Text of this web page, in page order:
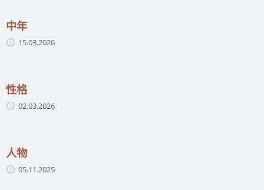
中年
15.03.2026
性格
02.03.2026
人物
05.11.2025